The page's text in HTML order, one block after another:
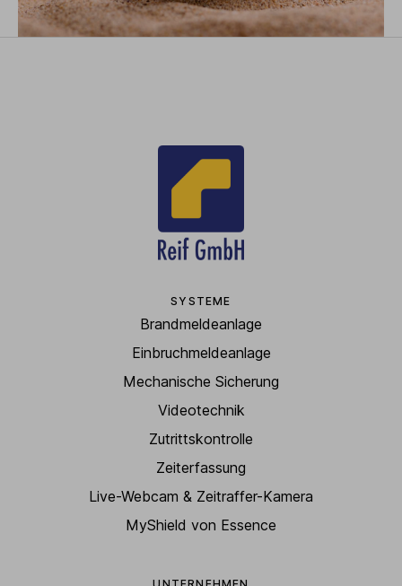
SYSTEME
Brandmeldeanlage
Einbruchmeldeanlage
Mechanische Sicherung
Videotechnik
Zutrittskontrolle
Zeiterfassung
Live-Webcam & Zeitraffer-Kamera
MyShield von Essence